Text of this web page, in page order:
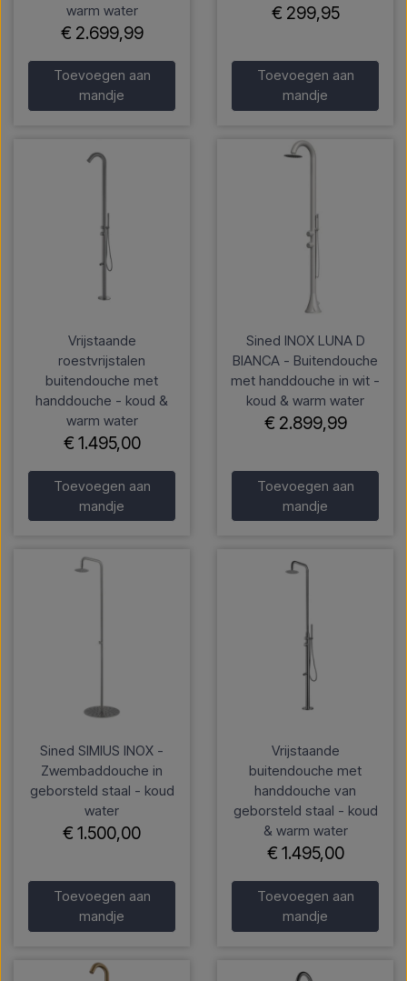
warm water
€ 2.699,99
Toevoegen aan
mandje
€ 299,95
Toevoegen aan
mandje
Vrijstaande
roestvrijstalen
buitendouche met
handdouche - koud &
warm water
€ 1.495,00
Toevoegen aan
mandje
Sined INOX LUNA D
BIANCA - Buitendouche
met handdouche in wit -
koud & warm water
€ 2.899,99
Toevoegen aan
mandje
Sined SIMIUS INOX -
Zwembaddouche in
geborsteld staal - koud
water
€ 1.500,00
Toevoegen aan
mandje
Vrijstaande
buitendouche met
handdouche van
geborsteld staal - koud
& warm water
€ 1.495,00
Toevoegen aan
mandje